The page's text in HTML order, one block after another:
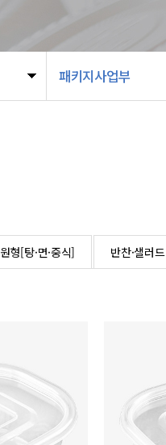
패키지사업부
원형[탕·면·중식] 반찬·샐러드